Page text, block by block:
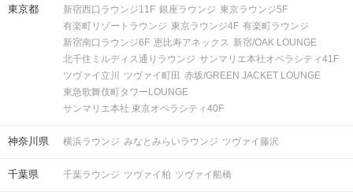
東京都 新宿西口ラウンジ11F 銀座ラウンジ 東京ラウンジ5F
有楽町リゾートラウンジ 東京ラウンジ4F 有楽町ラウンジ
新宿南口ラウンジ6F 恵比寿アネックス 新宿/OAK LOUNGE
北千住ミルディス通りラウンジ サンマリエ本社オペラシティ41F
ツヴァイ立川
ツヴァイ町田 赤坂/GREEN JACKET LOUNGE
東急歌舞伎町タワーLOUNGE
サンマリエ本社 東京オペラシティ40F
神奈川県 横浜ラウンジ みなとみらいラウンジ ツヴァイ藤沢
千葉県 千葉ラウンジ ツヴァイ柏 ツヴァイ船橋